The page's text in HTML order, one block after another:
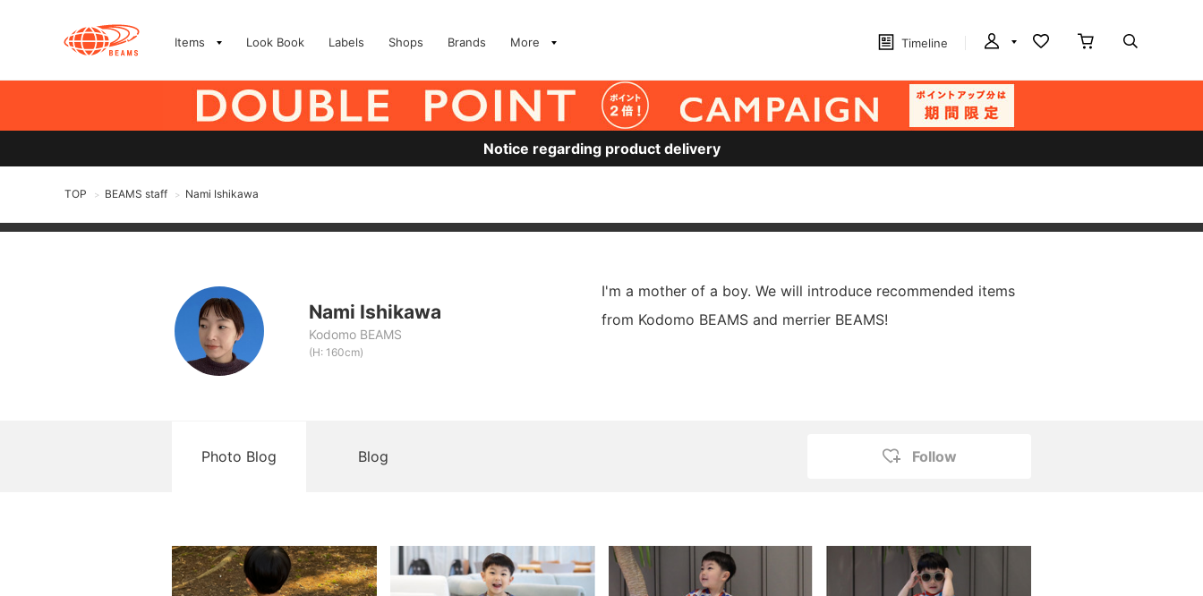
Items Look Book Labels Shops Brands More Timeline
Notice regarding product delivery
TOP > BEAMS staff > Nami Ishikawa
Nami Ishikawa
Kodomo BEAMS
(H: 160cm)
I'm a mother of a boy. We will introduce recommended items
from Kodomo BEAMS and merrier BEAMS!
Photo Blog Blog Follow